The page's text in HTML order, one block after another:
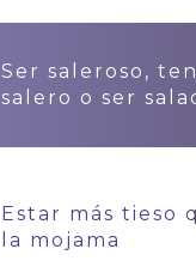
Ser saleroso,
salero o ser
Estar más tieso
la mojama